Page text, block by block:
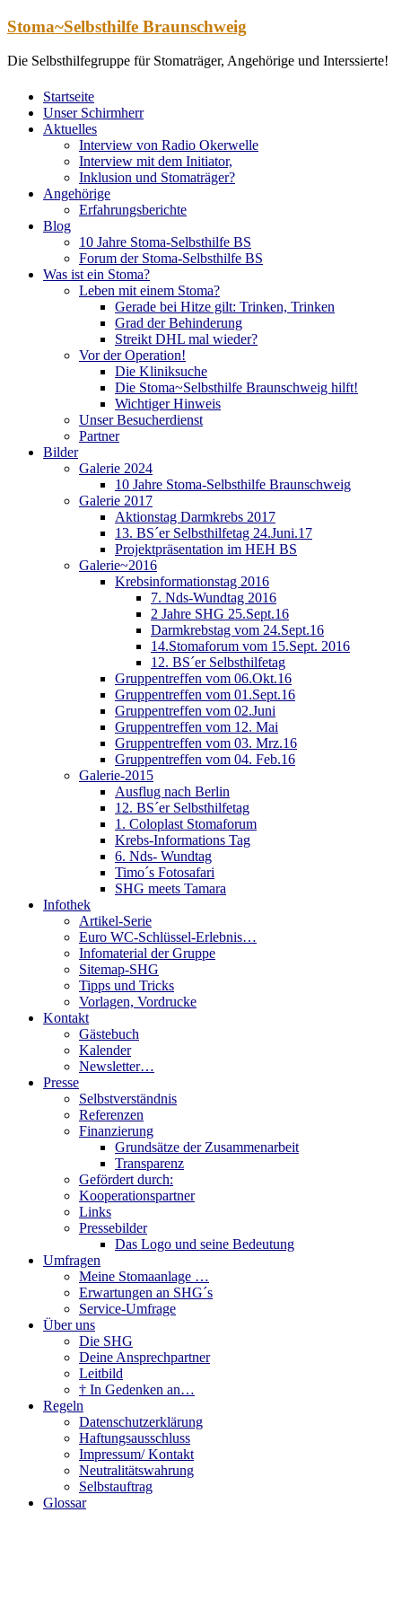
Zum
springen
Stoma~Selbsthilfe Braunschweig
Die Selbsthilfegruppe für Stomaträger, Angehörige und Interssierte!
Startseite
Unser Schirmherr
Aktuelles
Interview von Radio Okerwelle
Interview mit dem Initiator,
Inklusion und Stomaträger?
Angehörige
Erfahrungsberichte
Blog
10 Jahre Stoma-Selbsthilfe BS
Forum der Stoma-Selbsthilfe BS
Was ist ein Stoma?
Leben mit einem Stoma?
Gerade bei Hitze gilt: Trinken, Trinken
Grad der Behinderung
Streikt DHL mal wieder?
Vor der Operation!
Die Kliniksuche
Die Stoma~Selbsthilfe Braunschweig hilft!
Wichtiger Hinweis
Unser Besucherdienst
Partner
Bilder
Galerie 2024
10 Jahre Stoma-Selbsthilfe Braunschweig
Galerie 2017
Aktionstag Darmkrebs 2017
13. BS´er Selbsthilfetag 24.Juni.17
Projektpräsentation im HEH BS
Galerie~2016
Krebsinformationstag 2016
7. Nds-Wundtag 2016
2 Jahre SHG 25.Sept.16
Darmkrebstag vom 24.Sept.16
14.Stomaforum vom 15.Sept. 2016
12. BS´er Selbsthilfetag
Gruppentreffen vom 06.Okt.16
Gruppentreffen vom 01.Sept.16
Gruppentreffen vom 02.Juni
Gruppentreffen vom 12. Mai
Gruppentreffen vom 03. Mrz.16
Gruppentreffen vom 04. Feb.16
Galerie-2015
Ausflug nach Berlin
12. BS´er Selbsthilfetag
1. Coloplast Stomaforum
Krebs-Informations Tag
6. Nds- Wundtag
Timo´s Fotosafari
SHG meets Tamara
Infothek
Artikel-Serie
Euro WC-Schlüssel-Erlebnis…
Infomaterial der Gruppe
Sitemap-SHG
Tipps und Tricks
Vorlagen, Vordrucke
Kontakt
Gästebuch
Kalender
Newsletter…
Presse
Selbstverständnis
Referenzen
Finanzierung
Grundsätze der Zusammenarbeit
Transparenz
Gefördert durch:
Kooperationspartner
Links
Pressebilder
Das Logo und seine Bedeutung
Umfragen
Meine Stomaanlage …
Erwartungen an SHG´s
Service-Umfrage
Über uns
Die SHG
Deine Ansprechpartner
Leitbild
† In Gedenken an…
Regeln
Datenschutzerklärung
Haftungsausschluss
Impressum/ Kontakt
Neutralitätswahrung
Selbstauftrag
Glossar